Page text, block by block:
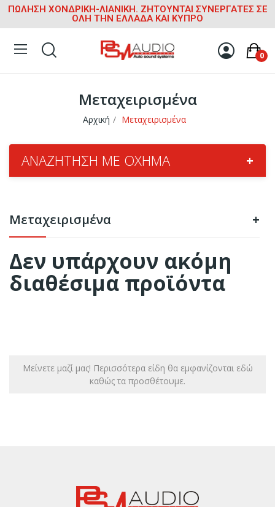
ΠΩΛΗΣΗ ΧΟΝΔΡΙΚΗ-ΛΙΑΝΙΚΗ. ΖΗΤΟΥΝΤΑΙ ΣΥΝΕΡΓΑΤΕΣ ΣΕ
ΟΛΗ ΤΗΝ ΕΛΛΑΔΑ ΚΑΙ ΚΥΠΡΟ
0
Μεταχειρισμένα
Αρχική Μεταχειρισμένα
ΑΝΑΖΉΤΗΣΗ ΜΕ ΌΧΗΜΑ +
Μεταχειρισμένα +
Δεν υπάρχουν ακόμη
διαθέσιμα προϊόντα
Μείνετε μαζί μας! Περισσότερα είδη θα εμφανίζονται εδώ
καθώς τα προσθέτουμε.